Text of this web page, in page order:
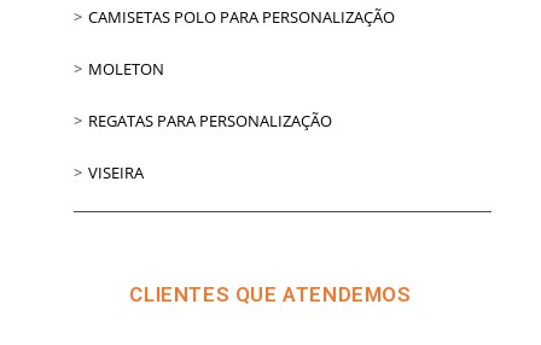
CAMISETAS POLO PARA PERSONALIZAÇÃO
MOLETON
REGATAS PARA PERSONALIZAÇÃO
VISEIRA
CLIENTES QUE ATENDEMOS